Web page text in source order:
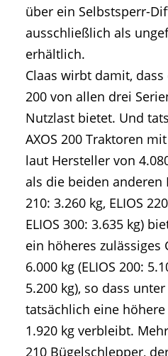
über ein Selbstsperr-
ausschließlich als
erhältlich.
Claas wirbt damit, dass
200 von allen drei
Nutzlast bietet. Und
AXOS 200 Traktoren
laut Hersteller von
als die beiden anderen
210: 3.260 kg, ELIOS
ELIOS 300: 3.635 kg)
ein höheres zulässiges
6.000 kg (ELIOS 200:
5.200 kg), so dass
tatsächlich eine
1.920 kg verbleibt.
210 Bügelschlepper,